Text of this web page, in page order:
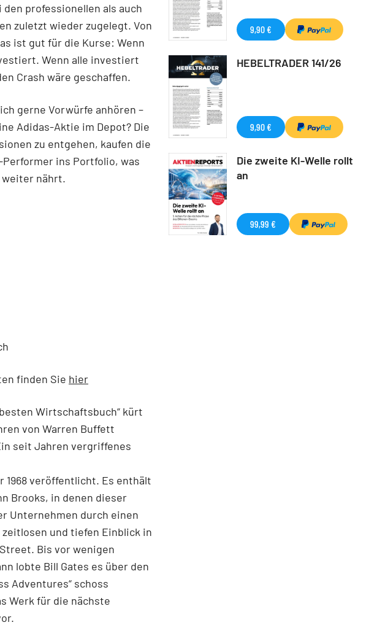
den professionellen als auch
zuletzt wieder zugelegt. Von
ist gut für die Kurse: Wenn
Wenn alle investiert
Crash wäre geschaffen.
gerne Vorwürfe anhören –
Adidas-Aktie im Depot? Die
zu entgehen, kaufen die
ins Portfolio, was
weiter nährt.
finden Sie hier
Wirtschaftsbuch“ kürt
von Warren Buffett
seit Jahren vergriffenes
1968 veröffentlicht. Es enthält
Brooks, in denen dieser
Unternehmen durch einen
und tiefen Einblick in
Bis vor wenigen
lobte Bill Gates es über den
­Adventures“ schoss
Werk für die nächste
9,90 €
HEBELTRADER 141/26
9,90 €
Die zweite KI-Welle rollt
an
99,99 €